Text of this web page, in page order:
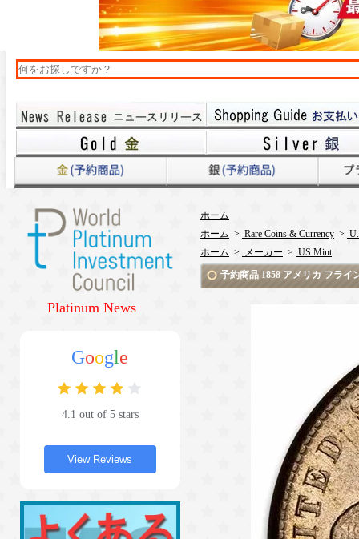
Platinum News
Google
4.1 out of 5 stars
View Reviews
ホーム
ホーム > Rare Coins & Currency >
ホーム > メーカー > US Mint
予約商品 1858 アメリカ フラ